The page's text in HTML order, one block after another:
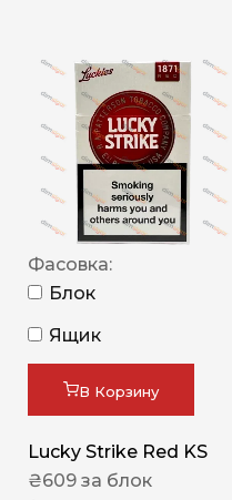
Фасовка:
Блок
Ящик
В Корзину
Lucky Strike Red KS
₴609 за блок